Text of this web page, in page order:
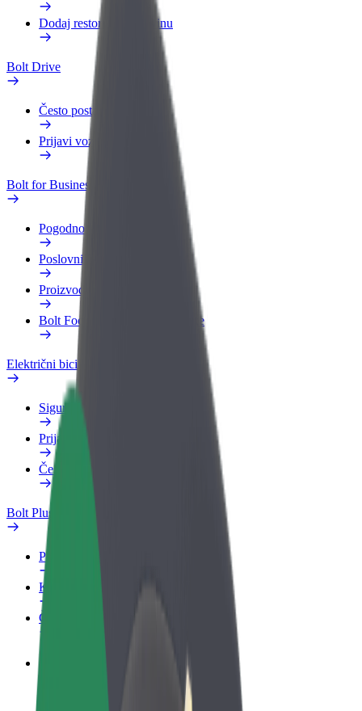
Dodaj restoran ili trgovinu
Bolt Drive
Često postavljana pitanja
Prijavi vozilo
Bolt for Business
Pogodnosti
Poslovni profil
Proizvodi
Bolt Food za poslovne korisnike
Električni bicikli
Sigurnosni laboratorij
Prijavi problem
Često postavljana pitanja
Bolt Plus
Pogodnosti
Kako se pridružiti
Često postavljana pitanja
Zarađuj po vlastitim uvjetima